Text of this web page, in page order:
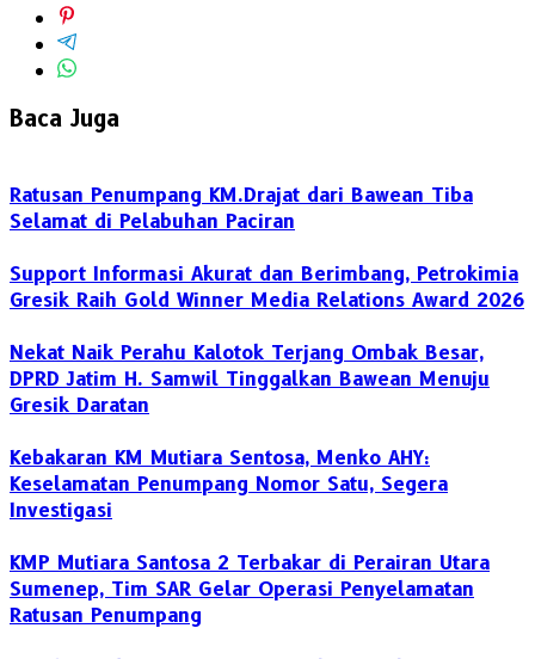
Baca Juga
Ratusan Penumpang KM.Drajat dari Bawean Tiba
Selamat di Pelabuhan Paciran
Support Informasi Akurat dan Berimbang, Petrokimia
Gresik Raih Gold Winner Media Relations Award 2026
Nekat Naik Perahu Kalotok Terjang Ombak Besar,
DPRD Jatim H. Samwil Tinggalkan Bawean Menuju
Gresik Daratan
Kebakaran KM Mutiara Sentosa, Menko AHY:
Keselamatan Penumpang Nomor Satu, Segera
Investigasi
KMP Mutiara Santosa 2 Terbakar di Perairan Utara
Sumenep, Tim SAR Gelar Operasi Penyelamatan
Ratusan Penumpang